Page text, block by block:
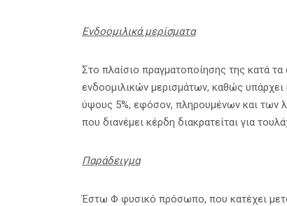
Ενδοομιλικά μερίσματα
Στο πλαίσιο πραγματοποίησης της κατά
ενδοομιλικών μερισμάτων, καθώς
ύψους 5%, εφόσον, πληρουμένων και των
που διανέμει κέρδη διακρατείται για
Παράδειγμα
Έστω Φ φυσικό πρόσωπο, που κατέχει